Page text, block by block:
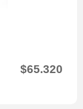
$65.320